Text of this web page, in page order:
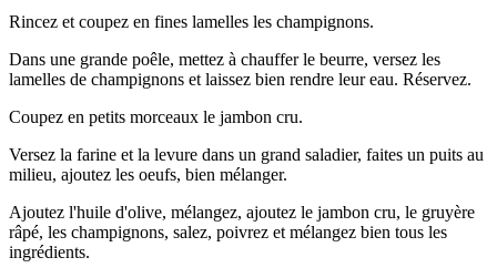
Rincez et coupez en fines lamelles les champignons.
Dans une grande poêle, mettez à chauffer le beurre, versez les
lamelles de champignons et laissez bien rendre leur eau. Réservez.
Coupez en petits morceaux le jambon cru.
Versez la farine et la levure dans un grand saladier, faites un puits au
milieu, ajoutez les oeufs, bien mélanger.
Ajoutez l'huile d'olive, mélangez, ajoutez le jambon cru, le gruyère
râpé, les champignons, salez, poivrez et mélangez bien tous les
ingrédients.